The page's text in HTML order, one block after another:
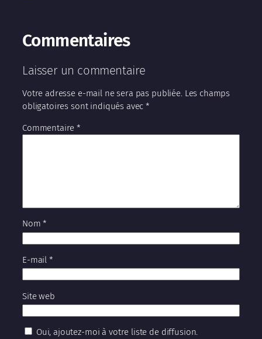
Commentaires
Laisser un commentaire
Votre adresse e-mail ne sera pas publiée. Les champs
obligatoires sont indiqués avec*
Commentaire*
Nom*
E-mail *
Site web
Oui, ajoutez-moi à votre liste de diffusion.